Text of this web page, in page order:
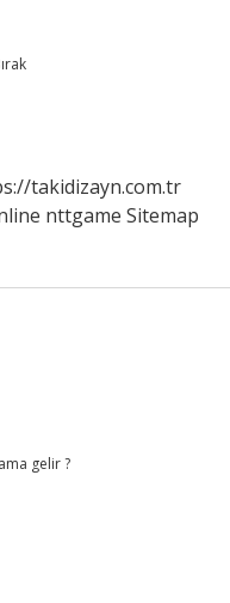
takidizayn.com.tr
nttgame Sitemap
gelir ?